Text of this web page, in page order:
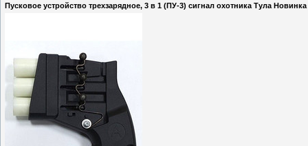
Пусковое устройство трехзарядное, 3 в 1 (ПУ-3) сигнал охотника Тула